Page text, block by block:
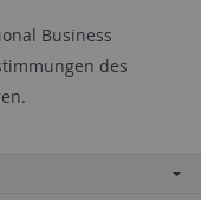
Business
des